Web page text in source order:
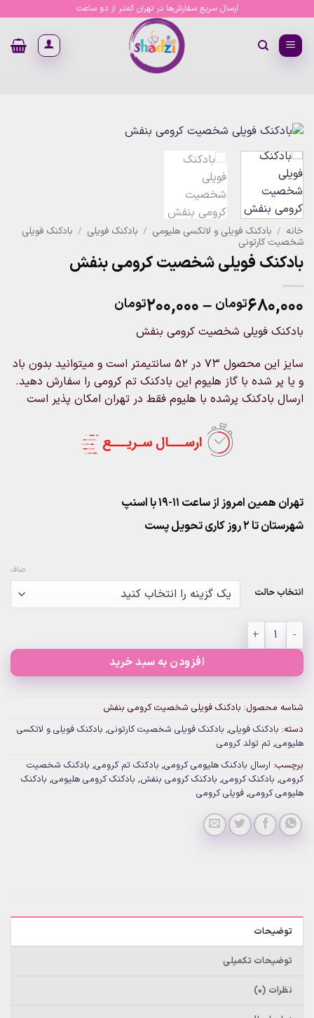
content
ارسال سریع سفارش‌ها در تهران کمتر از دو ساعت
خانه / بادکنک فویلی و لاتکسی هلیومی / بادکنک فویلی / بادکنک فویلی
شخصیت کارتونی
بادکنک فویلی شخصیت کرومی بنفش
۶۸۰,۰۰۰تومان –۲۰۰,۰۰۰تومان
through
۶۸۰,۰۰۰تومان
بادکنک فویلی شخصیت کرومی بنفش
سایز این محصول 73 در 52 سانتیمتر است و میتوانید بدون باد
و یا پر شده با گاز هلیوم این بادکنک تم کرومی را سفارش دهید.
ارسال بادکنک پرشده با هلیوم فقط در تهران امکان پذیر است
تهران همین امروز از ساعت ۱۱-۱۹ با اسنپ
شهرستان تا 2 روز کاری تحویل پست
انتخاب حالت
صاف
بادکنک فویلی شخصیت کرومی بنفش عدد
افزودن به سبد خرید
شناسه محصول: بادکنک فویلی شخصیت کرومی بنفش
دسته: بادکنک فویلی, بادکنک فویلی شخصیت کارتونی, بادکنک فویلی و لاتکسی
هلیومی, تم تولد کرومی
برچسب: ارسال بادکنک هلیومی کرومی, بادکنک تم کرومی, بادکنک شخصیت
کرومی, بادکنک کرومی, بادکنک کرومی بنفش, بادکنک کرومی هلیومی, بادکنک
هلیومی کرومی, فویلی کرومی
توضیحات
توضیحات تکمیلی
نظرات (0)